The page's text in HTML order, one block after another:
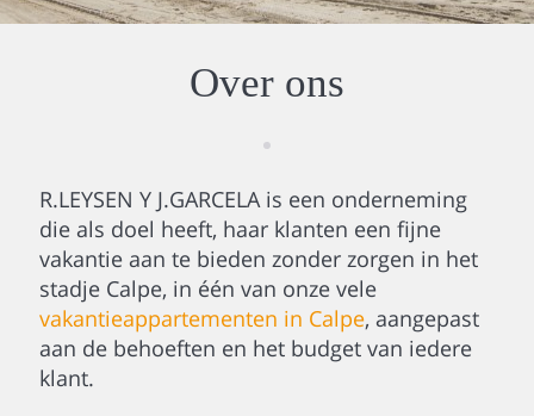
Over ons
R.LEYSEN Y J.GARCELA is een onderneming
die als doel heeft, haar klanten een fijne
vakantie aan te bieden zonder zorgen in het
stadje Calpe, in één van onze vele
vakantieappartementen in Calpe, aangepast
aan de behoeften en het budget van iedere
klant.